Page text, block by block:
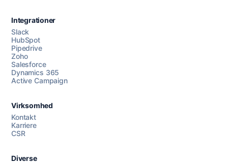
Chat med os
AI Campaign Assist
Integrationer
Slack
HubSpot
Pipedrive
Zoho
Salesforce
Dynamics 365
Active Campaign
Virksomhed
Kontakt
Karriere
CSR
Diverse